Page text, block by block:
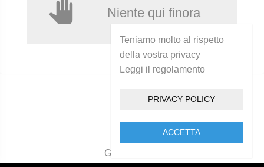
Niente qui finora
Teniamo molto al rispetto
della vostra privacy
Leggi il regolamento
PRIVACY POLICY
ACCETTA
Golcam 2021